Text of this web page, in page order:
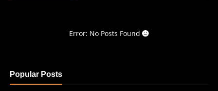
Error: No Posts Found
Popular Posts